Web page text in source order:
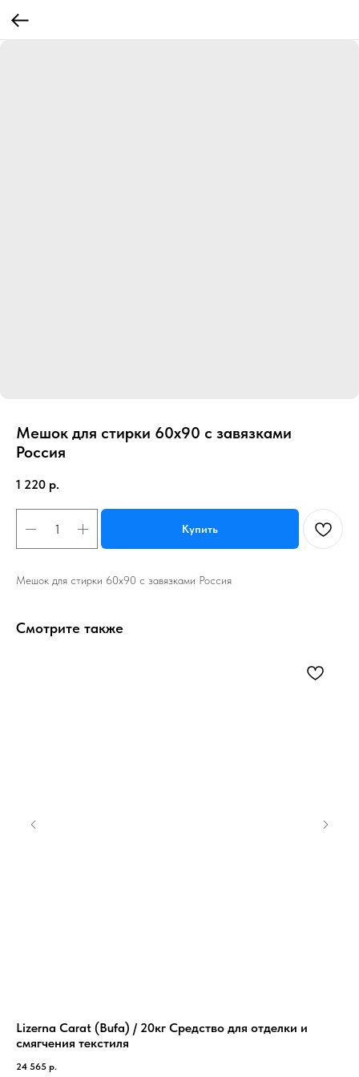
Мешок для стирки 60х90 с завязками
Россия
1 220 р.
Купить
Мешок для стирки 60х90 с завязками Россия
Смотрите также
Lizerna Carat (Bufa) / 20кг Средство для отделки и
смягчения текстиля
24 565 р.